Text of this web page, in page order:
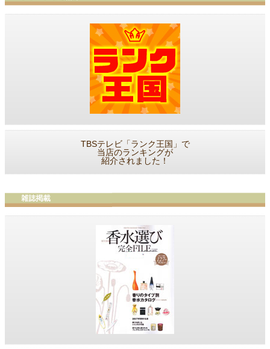
TBSテレビ「ランク王国」で
当店のランキングが
紹介されました！